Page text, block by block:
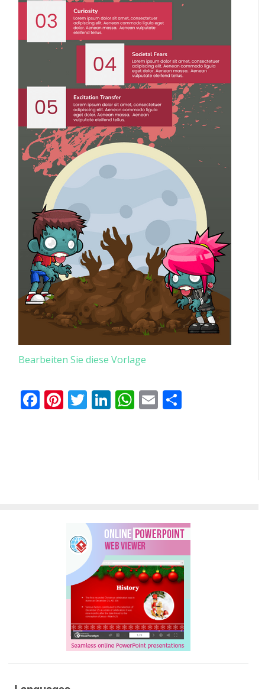
Bearbeiten Sie diese Vorlage
Facebook
Pinterest
Twitter
LinkedIn
WhatsApp
Email